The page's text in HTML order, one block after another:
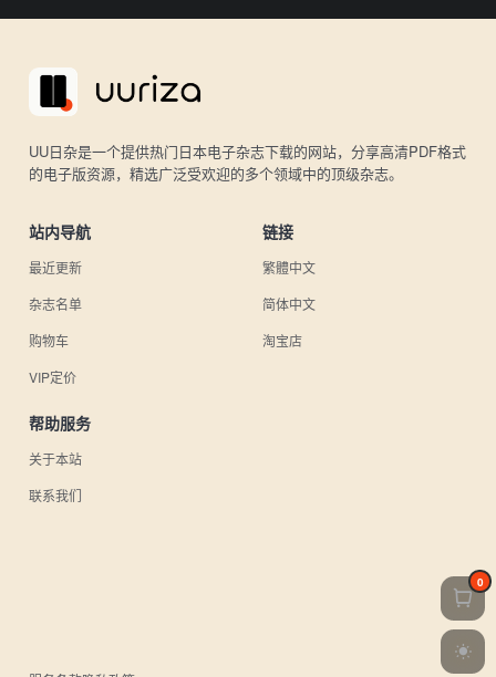
UU日杂是一个提供热门日本电子杂志下载的网站，分享高清PDF格式
的电子版资源，精选广泛受欢迎的多个领域中的顶级杂志。
站内导航
最近更新
杂志名单
购物车
VIP定价
链接
繁體中文
简体中文
淘宝店
帮助服务
关于本站
联系我们
0